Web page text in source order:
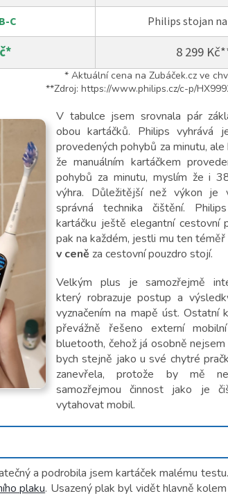
C
Philips stojan
8 299
* Aktuální cena na Zubáček.cz ve
**Zdroj: https://www.philips.cz/c-p/
V tabulce jsem srovnala pár
obou kartáčků. Philips vyhrává
provedených pohybů za minutu,
že manuálním kartáčkem
pohybů za minutu, myslím že i
výhra. Důležitější než výkon je
správná technika čištění.
kartáčku ještě elegantní cestovní
pak na každém, jestli mu ten téměř
v ceně za cestovní pouzdro stojí.
Velkým plus je samozřejmě
který robrazuje postup a
vyznačením na mapě úst. Ostatní
převážně řešeno externí
bluetooth, čehož já osobně nejsem
bych stejně jako u své chytré
zanevřela, protože by mě
samozřejmou činnost jako je
vytahovat mobil.
a podrobila jsem kartáček malému
plaku. Usazený plak byl vidět hlavně